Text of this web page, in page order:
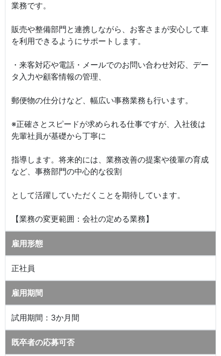
業務です。
販売や整備部門と連携しながら、お客さまが安心して車
を利用できるようにサポートします。
・来客対応や電話・メールでのお問い合わせ対応、デー
タ入力や顧客情報の管理、
郵便物の仕分けなど、幅広い事務業務も行います。
※正確さとスピードが求められる仕事ですが、入社後は
先輩社員が基礎から丁寧に
指導します。将来的には、業務改善の提案や後輩の育成
など、事務部門の中心的な役割
として活躍していただくことを期待しています。
【業務の変更範囲：会社の定める業務】
雇用形態
正社員
雇用期間
試用期間：3か月間
既卒者の応募可否